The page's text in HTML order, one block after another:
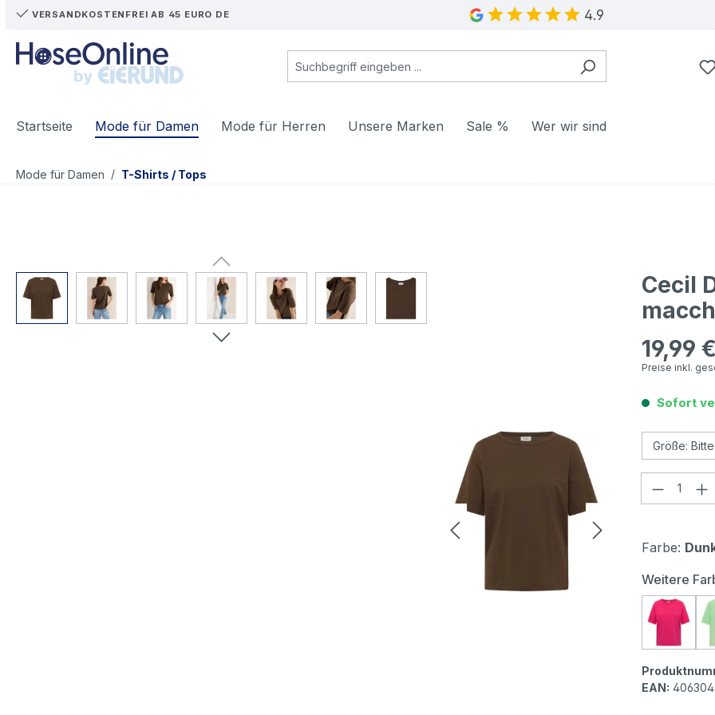
Hauptinhalt springen
Zur Suche springen
Zur Hauptnavigation springen
VERSANDKOSTENFREI AB 45 EURO DE 4.9
Startseite Mode für Damen Mode für Herren Unsere Marken Sale % Wer wir sind
Mode für Damen / T-Shirts / Tops
Bildergalerie überspringen
Cecil
Regulärer
19,99 €
Preise inkl.
Sofort
Farbe:
Weitere
Cecil
EAN: